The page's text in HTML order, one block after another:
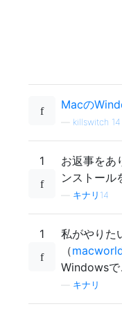
Macの
killswitch 14
1
お返事をあ
ンストール
キナリ14
1 私がやりた
（
Windowsで
キナリ